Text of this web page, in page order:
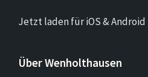
Jetzt laden für iOS & Android
Über Wenholthausen